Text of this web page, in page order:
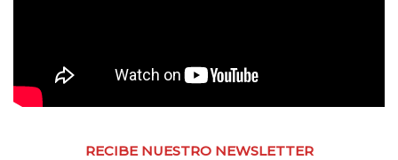
RECIBE NUESTRO NEWSLETTER